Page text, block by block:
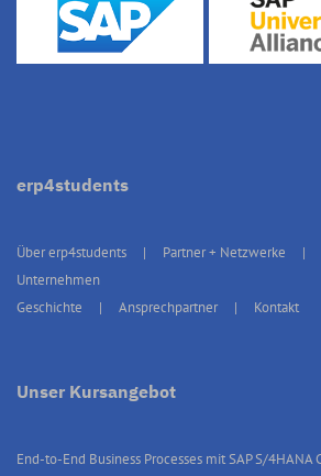
erp4students
Über erp4students Partner + Netzwerke
Unternehmen
Geschichte
Ansprechpartner Kontakt
Unser Kursangebot
End-to-End Business Processes mit SAP S/4HANA